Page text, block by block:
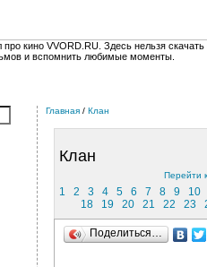
про кино VVORD.RU. Здесь нельзя
и вспомнить любимые моменты.
Главная / Клан
Клан
Перейти
1 2 3 4 5 6 7 8 9 10
18
19 20 21 22 23
Поделиться…